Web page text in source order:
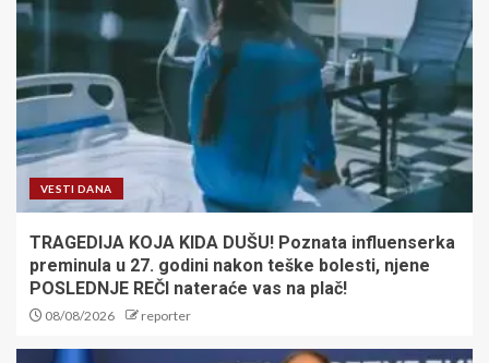
VESTI DANA
TRAGEDIJA KOJA KIDA DUŠU! Poznata influenserka
preminula u 27. godini nakon teške bolesti, njene
POSLEDNJE REČI nateraće vas na plač!
08/08/2026 reporter